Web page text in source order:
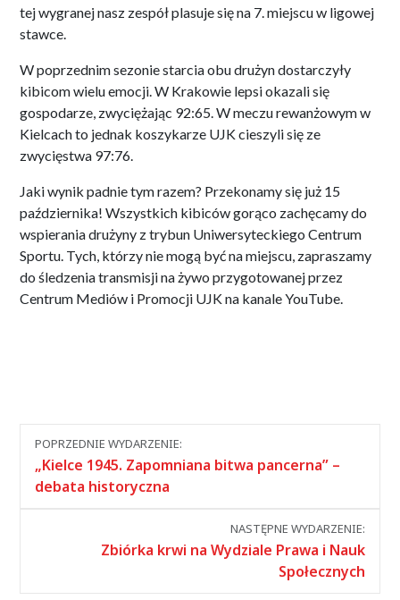
tej wygranej nasz zespół plasuje się na 7. miejscu w ligowej
stawce.
W poprzednim sezonie starcia obu drużyn dostarczyły
kibicom wielu emocji. W Krakowie lepsi okazali się
gospodarze, zwyciężając 92:65. W meczu rewanżowym w
Kielcach to jednak koszykarze UJK cieszyli się ze
zwycięstwa 97:76.
Jaki wynik padnie tym razem? Przekonamy się już 15
października! Wszystkich kibiców gorąco zachęcamy do
wspierania drużyny z trybun Uniwersyteckiego Centrum
Sportu. Tych, którzy nie mogą być na miejscu, zapraszamy
do śledzenia transmisji na żywo przygotowanej przez
Centrum Mediów i Promocji UJK na kanale YouTube.
Nawigacja
między
wydarzeniami
POPRZEDNIE WYDARZENIE:
„Kielce 1945. Zapomniana bitwa pancerna” –
debata historyczna
NASTĘPNE WYDARZENIE:
Zbiórka krwi na Wydziale Prawa i Nauk
Społecznych